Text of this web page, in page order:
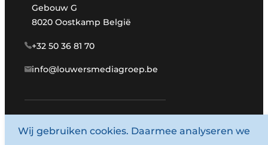
Gebouw G
8020 Oostkamp België
+32 50 36 81 70
info@louwersmediagroep.be
www.louwersmediagroep.com
Wij gebruiken cookies. Daarmee analyseren we